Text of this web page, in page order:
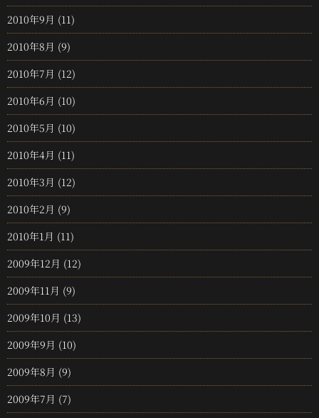
2010年9月 (11)
2010年8月 (9)
2010年7月 (12)
2010年6月 (10)
2010年5月 (10)
2010年4月 (11)
2010年3月 (12)
2010年2月 (9)
2010年1月 (11)
2009年12月 (12)
2009年11月 (9)
2009年10月 (13)
2009年9月 (10)
2009年8月 (9)
2009年7月 (7)